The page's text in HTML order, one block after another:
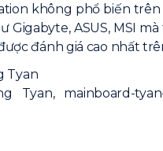
không phổ biến
ASUS, MSI
đánh giá cao nhất
Tyan, mainboard-